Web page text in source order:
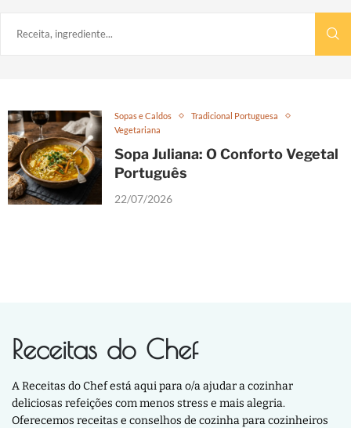
Sopas e Caldos
Tradicional Portuguesa
Vegetariana
Sopa Juliana: O Conforto Vegetal
Português
22/07/2026
Receitas do Chef
A Receitas do Chef está aqui para o/a ajudar a cozinhar
deliciosas refeições com menos stress e mais alegria.
Oferecemos receitas e conselhos de cozinha para cozinheiros